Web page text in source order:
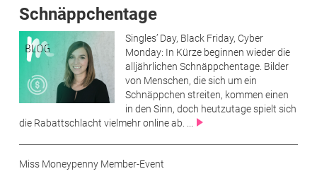
Schnäppchentage
Singles’ Day, Black Friday, Cyber
Monday: In Kürze beginnen wieder die
alljährlichen Schnäppchentage. Bilder
von Menschen, die sich um ein
Schnäppchen streiten, kommen einen
in den Sinn, doch heutzutage spielt sich
die Rabattschlacht vielmehr online ab. ...
Miss Moneypenny Member-Event